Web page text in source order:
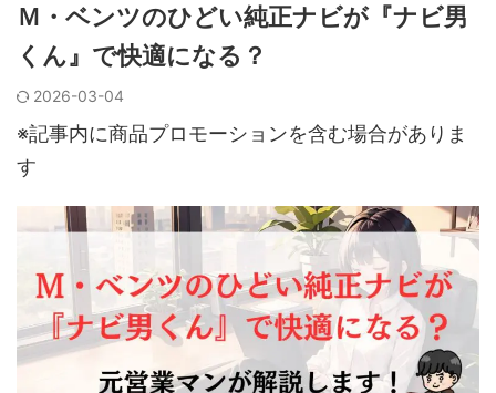
Ｍ・ベンツのひどい純正ナビが『ナビ男
くん』で快適になる？
2026-03-04
※記事内に商品プロモーションを含む場合がありま
す